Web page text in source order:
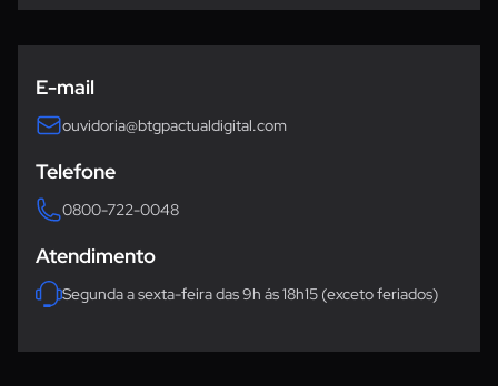
Ouvidoria
E-mail
ouvidoria@btgpactualdigital.com
Telefone
0800-722-0048
Atendimento
Segunda a sexta-feira das 9h ás 18h15 (exceto feriados)